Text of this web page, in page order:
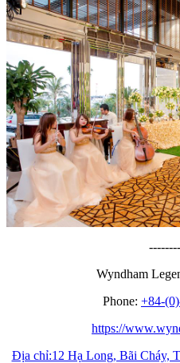
Wyndham
Phone: +84-
https://
Địa chỉ:12 Hạ Long, Bãi Cháy,